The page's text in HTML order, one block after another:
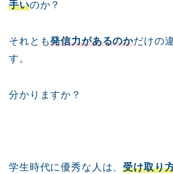
手いのか？
それとも発信力があるのかだけの
す。
分かりますか？
学生時代に優秀な人は、受け取り